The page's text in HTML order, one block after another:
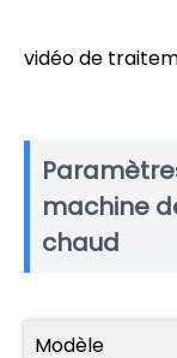
vidéo de
machine
chaud
Modèle